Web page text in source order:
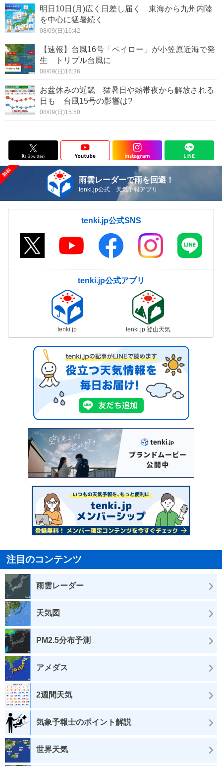
明日10日(月)広く日差し届く 東海から九州内陸
を中心に猛暑続く
08/09(日)16:42
【速報】台風16号「ペイロー」が小笠原近海で発
生 トリプル台風に
08/09(日)16:36
お盆休みの近畿 猛暑日や熱帯夜から解放される
日も 台風15号の影響は?
08/09(日)15:50
雨雲レーダーで雨を回避！
tenki.jp公式 天気予報アプリ
tenki.jp公式SNS
tenki.jp公式アプリ
tenki.jp tenki.jp 登山天気
注目のコンテンツ
雨雲レーダー
天気図
PM2.5分布予測
アメダス
2週間天気
気象予報士のポイント解説
世界天気